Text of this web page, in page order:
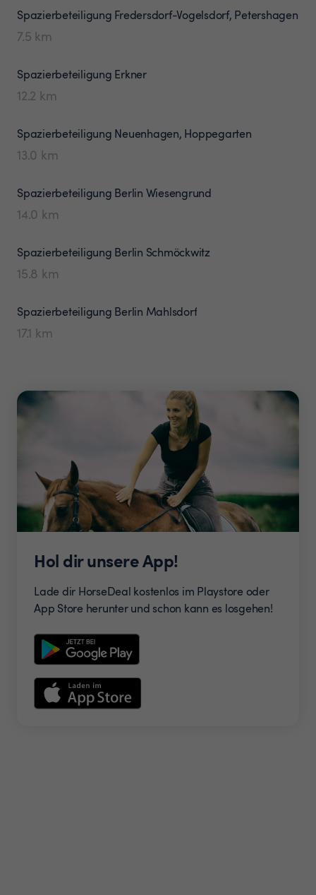
Spazierbeteiligung Fredersdorf-Vogelsdorf, Petershagen
7.5 km
Spazierbeteiligung Erkner
12.2 km
Spazierbeteiligung Neuenhagen, Hoppegarten
13.0 km
Spazierbeteiligung Berlin Wiesengrund
14.0 km
Spazierbeteiligung Berlin Schmöckwitz
15.8 km
Spazierbeteiligung Berlin Mahlsdorf
17.1 km
Hol dir unsere App!
Lade dir HorseDeal kostenlos im Playstore oder
App Store herunter und schon kann es losgehen!